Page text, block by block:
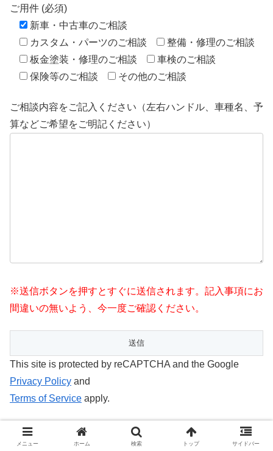
ご用件 (必須)
新車・中古車のご相談
カスタム・パーツのご相談
整備・修理のご相談
板金塗装・修理のご相談
車検のご相談
保険等のご相談
その他のご相談
ご相談内容をご記入ください（左右ハンドル、車種名、予
算などご希望をご明記ください）
※送信ボタンを押すとすぐに送信されます。記入事項にお
間違いの無いよう、今一度ご確認ください。
This site is protected by reCAPTCHA and the Google
Privacy Policy and
Terms of Service apply.
プジョー 並行輸入中古車
AT
MPV
ガソリン シトロエン プジョー ベルランゴ
メニュー ホーム 検索 トップ サイドバー